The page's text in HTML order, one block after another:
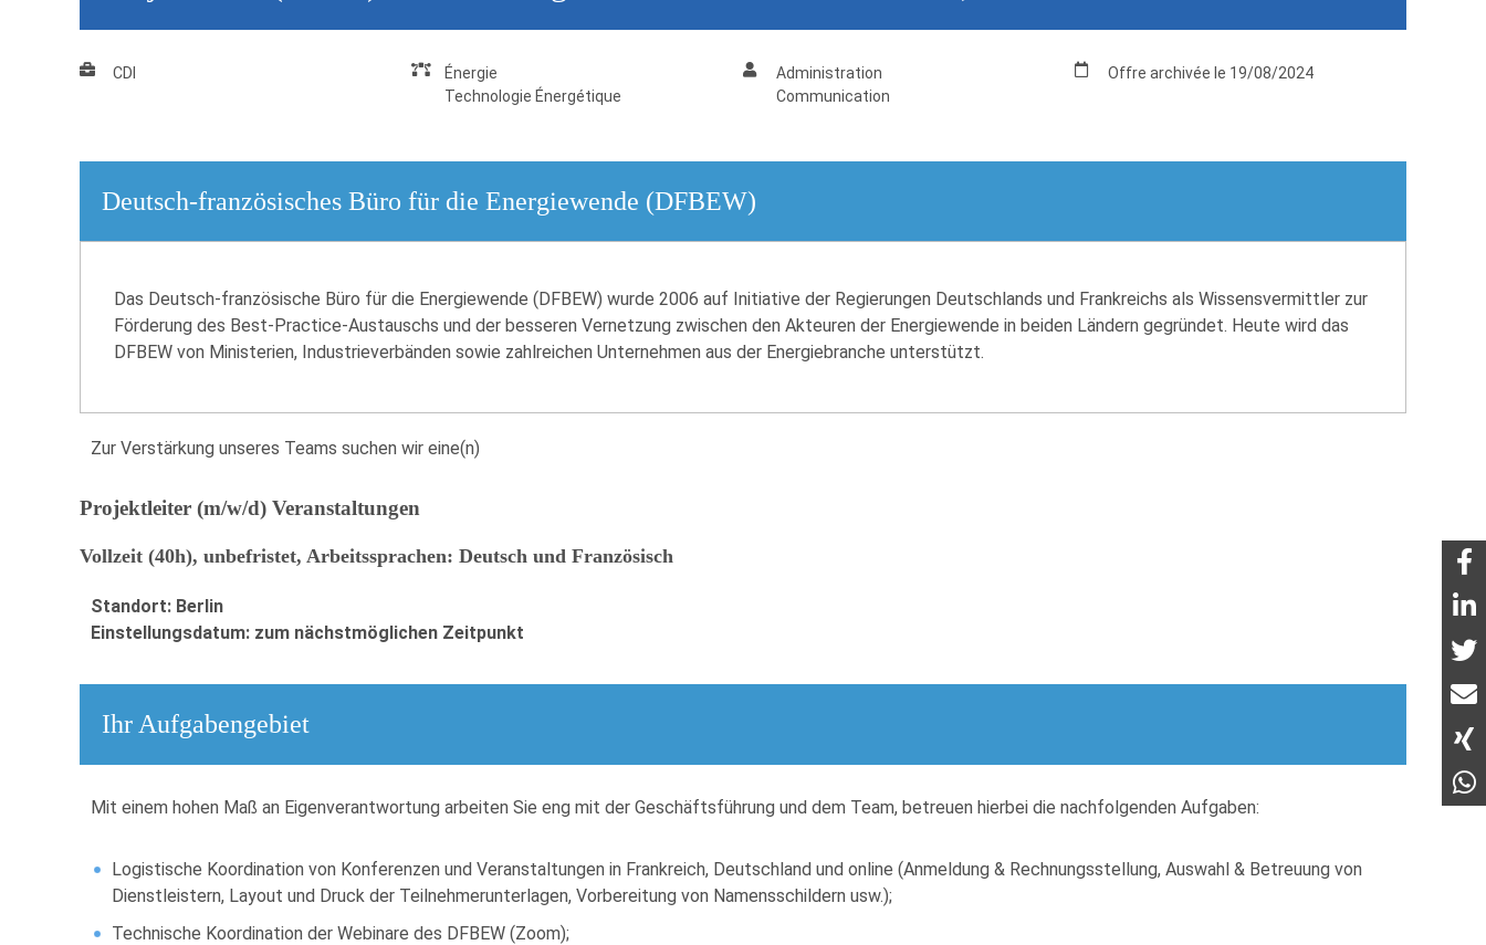
CDI
Énergie
Technologie Énergétique
Administration
Communication
Offre archivée le 19/08/2024
Deutsch-französisches Büro für die Energiewende (DFBEW)
Das Deutsch-französische Büro für die Energiewende (DFBEW) wurde 2006 auf Initiative der Regierungen Deutschlands und Frankreichs als Wissensvermittler zur
Förderung des Best-Practice-Austauschs und der besseren Vernetzung zwischen den Akteuren der Energiewende in beiden Ländern gegründet. Heute wird das
DFBEW von Ministerien, Industrieverbänden sowie zahlreichen Unternehmen aus der Energiebranche unterstützt.
Zur Verstärkung unseres Teams suchen wir eine(n)
Projektleiter (m/w/d) Veranstaltungen
Vollzeit (40h), unbefristet, Arbeitssprachen: Deutsch und Französisch
Standort: Berlin
Einstellungsdatum: zum nächstmöglichen Zeitpunkt
Ihr Aufgabengebiet
Mit einem hohen Maß an Eigenverantwortung arbeiten Sie eng mit der Geschäftsführung und dem Team, betreuen hierbei die nachfolgenden Aufgaben:
Logistische Koordination von Konferenzen und Veranstaltungen in Frankreich, Deutschland und online (Anmeldung & Rechnungsstellung, Auswahl & Betreuung von
Dienstleistern, Layout und Druck der Teilnehmerunterlagen, Vorbereitung von Namensschildern usw.);
Technische Koordination der Webinare des DFBEW (Zoom);